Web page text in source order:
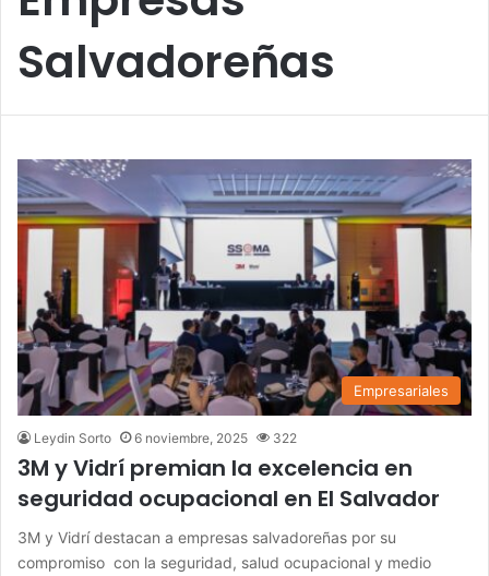
Salvadoreñas
Empresariales
Leydin Sorto 6 noviembre, 2025 322
3M y Vidrí premian la excelencia en
seguridad ocupacional en El Salvador
3M y Vidrí destacan a empresas salvadoreñas por su
compromiso con la seguridad, salud ocupacional y medio